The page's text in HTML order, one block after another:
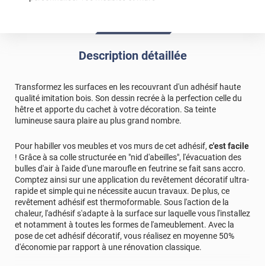
Description détaillée
Transformez les surfaces en les recouvrant d'un adhésif haute
qualité imitation bois. Son dessin recrée à la perfection celle du
hêtre et apporte du cachet à votre décoration. Sa teinte
lumineuse saura plaire au plus grand nombre.
Pour habiller vos meubles et vos murs de cet adhésif, c'est facile
! Grâce à sa colle structurée en "nid d'abeilles", l'évacuation des
bulles d'air à l'aide d'une maroufle en feutrine se fait sans accro.
Comptez ainsi sur une application du revêtement décoratif ultra-
rapide et simple qui ne nécessite aucun travaux. De plus, ce
revêtement adhésif est thermoformable. Sous l'action de la
chaleur, l'adhésif s'adapte à la surface sur laquelle vous l'installez
et notamment à toutes les formes de l'ameublement. Avec la
pose de cet adhésif décoratif, vous réalisez en moyenne 50%
d'économie par rapport à une rénovation classique.